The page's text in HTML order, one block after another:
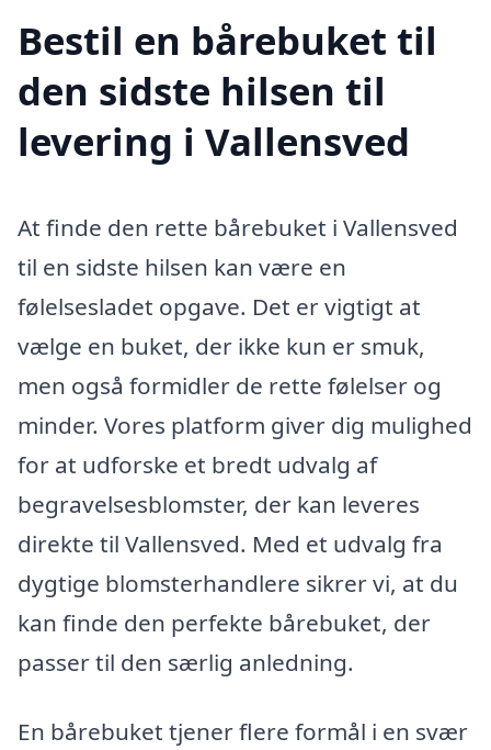
Bestil en bårebuket til
den sidste hilsen til
levering i Vallensved
At finde den rette bårebuket i Vallensved
til en sidste hilsen kan være en
følelsesladet opgave. Det er vigtigt at
vælge en buket, der ikke kun er smuk,
men også formidler de rette følelser og
minder. Vores platform giver dig mulighed
for at udforske et bredt udvalg af
begravelsesblomster, der kan leveres
direkte til Vallensved. Med et udvalg fra
dygtige blomsterhandlere sikrer vi, at du
kan finde den perfekte bårebuket, der
passer til den særlig anledning.
En bårebuket tjener flere formål i en svær